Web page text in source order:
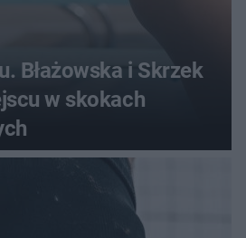
Błażowska i Skrzek
w skokach